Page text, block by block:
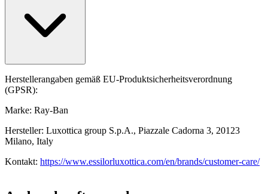
Herstellerangaben gemäß EU-Produktsicherheitsverordnung
(GPSR):
Marke: Ray-Ban
Hersteller: Luxottica group S.p.A., Piazzale Cadorna 3, 20123
Milano, Italy
Kontakt: https://www.essilorluxottica.com/en/brands/customer-care/